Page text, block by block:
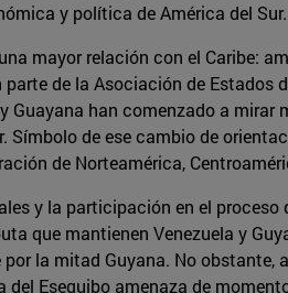
y política de América del Sur.
mayor relación con el Caribe:
de la Asociación de Estados
Guayana han comenzado a
Símbolo de ese cambio de
de Norteamérica,
y la participación en el
que mantienen Venezuela y
por la mitad Guyana. No
Esequibo amenaza de